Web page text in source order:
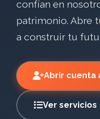
confían en
patrimonio. Abre
a construir tu
Abrir cuenta
Ver servicios